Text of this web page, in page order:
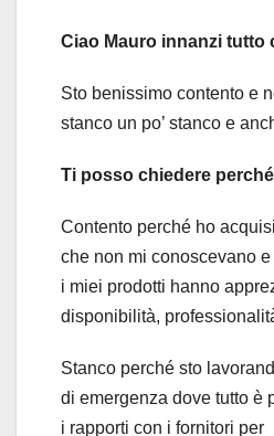
Ciao Mauro innanzi tutto
Sto benissimo contento e
stanco un po’ stanco e
Ti posso chiedere
Contento perché ho
che non mi conoscevano
i miei prodotti hanno
disponibilità,
Stanco perché sto
di emergenza dove tutto è
i rapporti con i fornitori per